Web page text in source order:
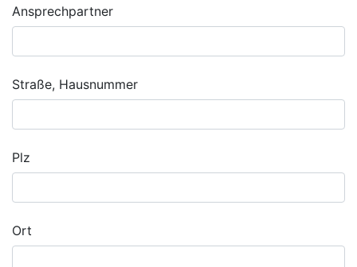
Ansprechpartner
Straße, Hausnummer
Plz
Ort